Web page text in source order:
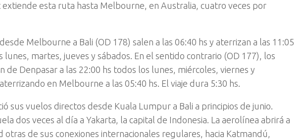
extiende esta ruta hasta Melbourne, en Australia, cuatro veces por
Melbourne a Bali (OD 178) salen a las 06:40 hs y aterrizan a las 11:05
lunes, martes, jueves y sábados. En el sentido contrario (OD 177), los
de Denpasar a las 22:00 hs todos los lunes, miércoles, viernes y
en Melbourne a las 05:40 hs. El viaje dura 5:30 hs.
sus vuelos directos desde Kuala Lumpur a Bali a principios de junio.
dos veces al día a Yakarta, la capital de Indonesia. La aerolínea abrirá a
otras de sus conexiones internacionales regulares, hacia Katmandú,